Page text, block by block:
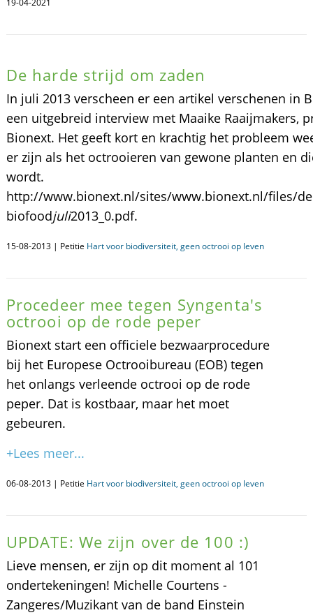
19-04-2021
De harde strijd om zaden
In juli 2013 verscheen er een artikel verschenen in
een uitgebreid interview met Maaike Raaijmakers,
Bionext. Het geeft kort en krachtig het probleem
er zijn als het octrooieren van gewone planten en
wordt.
http://www.bionext.nl/sites/www.bionext.nl/files/de
biofoodjuli2013_0.pdf.
15-08-2013 | Petitie Hart voor biodiversiteit, geen octrooi op leven
Procedeer mee tegen Syngenta's
octrooi op de rode peper
Bionext start een officiele bezwaarprocedure
bij het Europese Octrooibureau (EOB) tegen
het onlangs verleende octrooi op de rode
peper. Dat is kostbaar, maar het moet
gebeuren.
+Lees meer...
06-08-2013 | Petitie Hart voor biodiversiteit, geen octrooi op leven
UPDATE: We zijn over de 100 :)
Lieve mensen, er zijn op dit moment al 101
ondertekeningen! Michelle Courtens -
Zangeres/Muzikant van de band Einstein